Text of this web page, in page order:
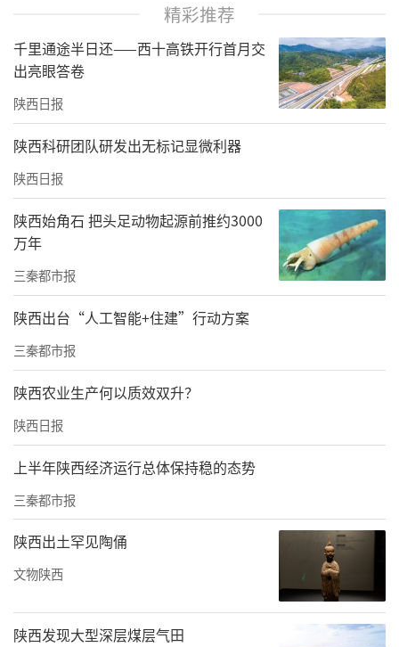
陕西财经职业技术学院党委副书记朱华斌参加
会议，并以《坚持“三个突出”，践行“143工
作法”，切实推动学校统战工作行稳致远》为
题，进行了交流发言。
精彩推荐
千里通途半日还——西十高铁开行首月交
出亮眼答卷
陕西日报
陕西科研团队研发出无标记显微利器
陕西日报
陕西始角石 把头足动物起源前推约3000
万年
三秦都市报
陕西出台“人工智能+住建”行动方案
三秦都市报
陕西农业生产何以质效双升？
陕西日报
上半年陕西经济运行总体保持稳的态势
三秦都市报
陕西出土罕见陶俑
文物陕西
陕西发现大型深层煤层气田